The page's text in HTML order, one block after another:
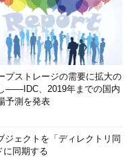
プストレージの需要に拡大の
――IDC、2019年までの国内
予測を発表
ェクトを「ディレクトリ同
に同期する